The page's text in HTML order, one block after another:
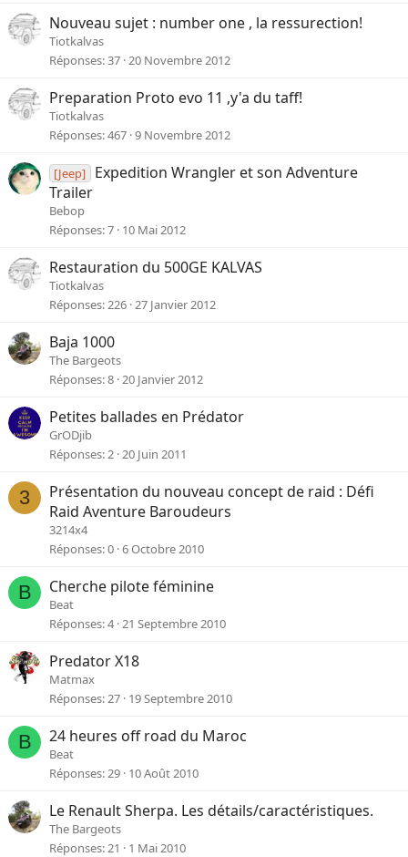
Nouveau sujet : number one , la ressurection!
Tiotkalvas
Réponses 37 20 Novembre 2012
Preparation Proto evo 11 ,y'a du taff!
Tiotkalvas
Réponses 467 9 Novembre 2012
[Jeep]
Expedition Wrangler et son Adventure
Trailer
Bebop
Réponses 7 10 Mai 2012
Restauration du 500GE KALVAS
Tiotkalvas
Réponses 226 27 Janvier 2012
Baja 1000
The Bargeots
Réponses 8 20 Janvier 2012
Petites ballades en Prédator
GrODjib
Réponses 2 20 Juin 2011
3
Présentation du nouveau concept de raid : Défi
Raid Aventure Baroudeurs
3214x4
Réponses 0 6 Octobre 2010
B Cherche pilote féminine
Beat
Réponses 4 21 Septembre 2010
Predator X18
Matmax
Réponses 27 19 Septembre 2010
B 24 heures off road du Maroc
Beat
Réponses 29 10 Août 2010
Le Renault Sherpa. Les détails/caractéristiques.
The Bargeots
Réponses 21 1 Mai 2010